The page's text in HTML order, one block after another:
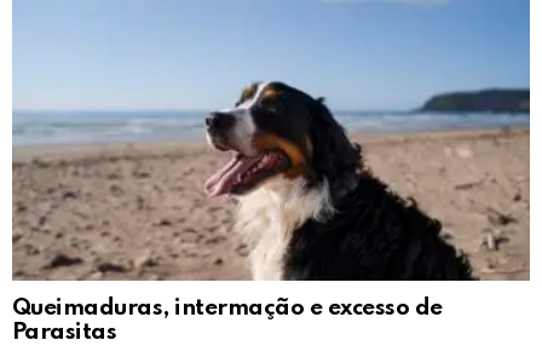
Queimaduras, intermação e excesso de
Parasitas